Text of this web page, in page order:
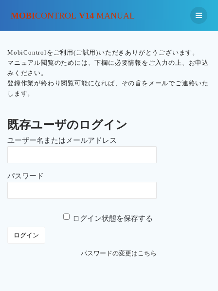
MOBICONTROL V14 MANUAL
MobiControlをご利用(ご試用)いただきありがとうございます。
マニュアル閲覧のためには、下欄に必要情報をご入力の上、お申込
みください。
登録作業が終わり閲覧可能になれば、その旨をメールでご連絡いた
します。
既存ユーザのログイン
ユーザー名またはメールアドレス
パスワード
ログイン状態を保存する
パスワードの変更はこちら